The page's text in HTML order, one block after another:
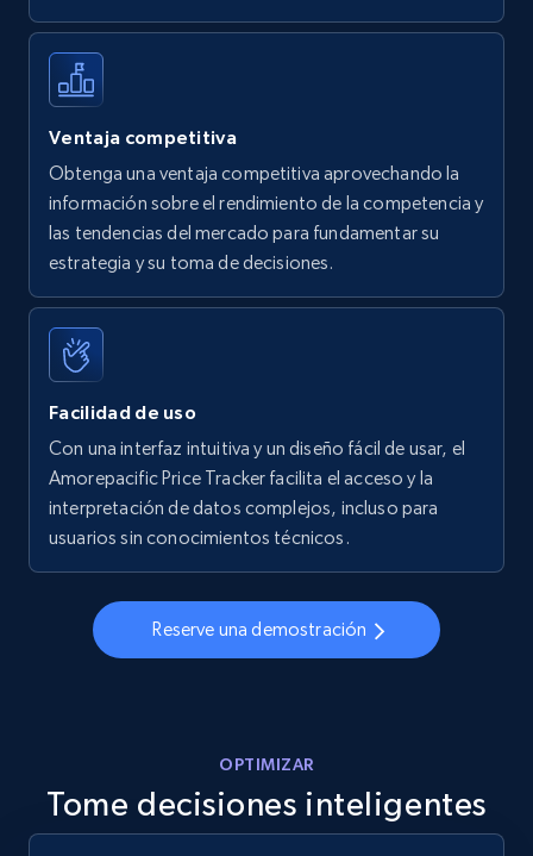
Specifications, Image urls, Top reviews, and
more.
5.6K+ 878+
Walmart - products - Find new products by
using specific category URL
URL, Final price, Sku, Currency, Gtin,
Specifications, Image urls, Top reviews, and
more.
Walmart - products - Collects products by
specific keywords
URL, Final price, Sku, Currency, Gtin,
Specifications, Image urls, Top reviews, and
Ventaja competitiva
Obtenga una ventaja competitiva aprovechando la
información sobre el rendimiento de la competencia y
las tendencias del mercado para fundamentar su
estrategia y su toma de decisiones.
Facilidad de uso
Con una interfaz intuitiva y un diseño fácil de usar, el
Amorepacific Price Tracker facilita el acceso y la
interpretación de datos complejos, incluso para
usuarios sin conocimientos técnicos.
Reserve una demostración
OPTIMIZAR
Tome decisiones inteligentes